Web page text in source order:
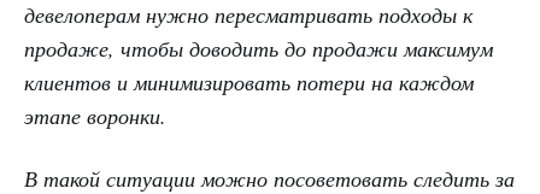
девелоперам нужно пересматривать подходы к
продаже, чтобы доводить до продажи максимум
клиентов и минимизировать потери на каждом
этапе воронки.
В такой ситуации можно посоветовать следить за